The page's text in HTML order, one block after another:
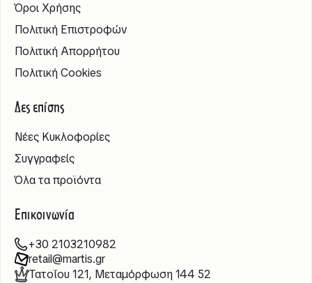
Όροι Χρήσης
Πολιτική Επιστροφών
Πολιτική Απορρήτου
Πολιτική Cookies
Δες επίσης
Νέες Κυκλοφορίες
Συγγραφείς
Όλα τα προϊόντα
Επικοινωνία
+30 2103210982
retail@martis.gr
Τατοΐου 121, Μεταμόρφωση 144 52